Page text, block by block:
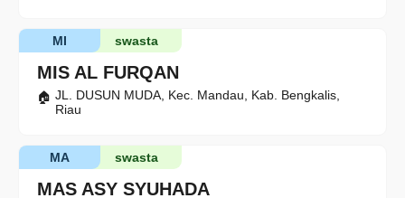
MIS AL FURQAN
swasta
MI
JL. DUSUN MUDA, Kec. Mandau, Kab. Bengkalis,
Riau
MAS ASY SYUHADA
swasta
MA